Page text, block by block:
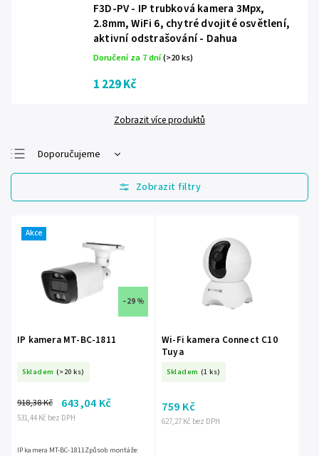
F3D-PV - IP trubková kamera 3Mpx,
2.8mm, WiFi 6, chytré dvojité osvětlení,
aktivní odstrašování - Dahua
Doručení za 7 dní(>20 ks)
1 229 Kč
Zobrazit více produktů
Doporučujeme
Nejlevnější
Nejdražší
Akce
–29 %
IP kamera MT-BC-1811
Skladem (>20 ks)
531,44 Kč bez DPH
918,38 Kč 643,04 Kč
IP kamera MT-BC-1811Způsob montáže:
Wi-Fi kamera Connect C10
Tuya
Skladem (1 ks)
627,27 Kč bez DPH
759 Kč